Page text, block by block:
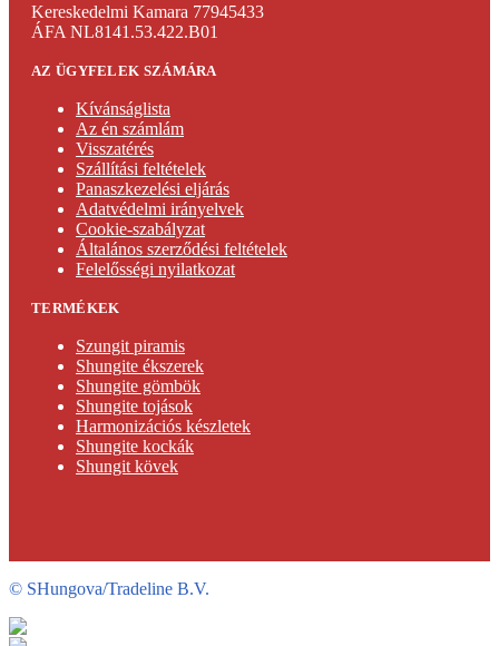
Kereskedelmi Kamara 77945433
ÁFA NL8141.53.422.B01
AZ ÜGYFELEK SZÁMÁRA
Kívánságlista
Az én számlám
Visszatérés
Szállítási feltételek
Panaszkezelési eljárás
Adatvédelmi irányelvek
Cookie-szabályzat
Általános szerződési feltételek
Felelősségi nyilatkozat
TERMÉKEK
Szungit piramis
Shungite ékszerek
Shungite gömbök
Shungite tojások
Harmonizációs készletek
Shungite kockák
Shungit kövek
© SHungova/Tradeline B.V.